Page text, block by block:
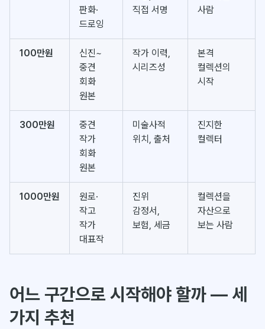
판화·
드로잉
직접 서명
사람
100만원
신진~
중견
회화
원본
작가 이력,
시리즈성
본격
컬렉션의
시작
300만원
중견
작가
회화
원본
미술사적
위치, 출처
진지한
컬렉터
1000만원
원로·
작고
작가
대표작
진위
감정서,
보험, 세금
컬렉션을
자산으로
보는 사람
어느 구간으로 시작해야 할까 — 세
가지 추천